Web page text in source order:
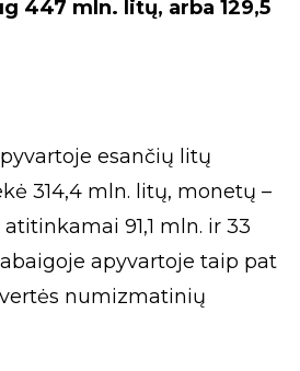
447 mln. litų, arba 129,5
esančių litų
314,4 mln. litų, monetų –
atitinkamai 91,1 mln. ir 33
apyvartoje taip pat
numizmatinių